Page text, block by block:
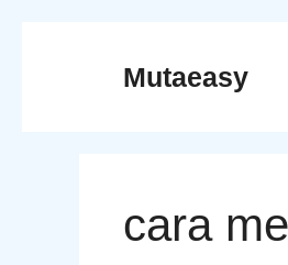
Mutaeasy
cara